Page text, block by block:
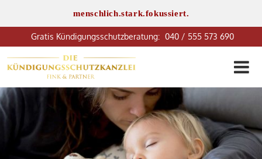
menschlich.stark.fokussiert.
040 / 555 573 690